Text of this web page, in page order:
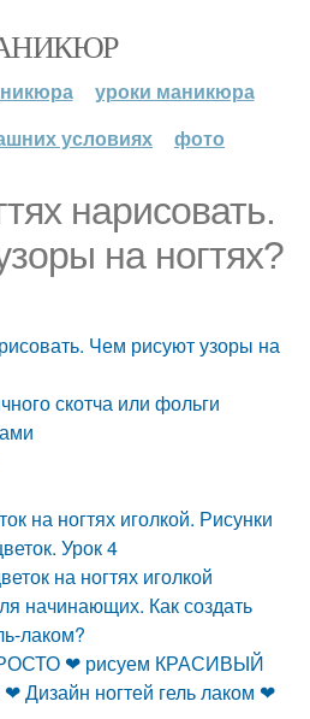
уроки маникюра
условиях
фото
нарисовать.
на ногтях?
Чем рисуют узоры на
скотча или фольги
на ногтях иголкой. Рисунки
Урок 4
на ногтях иголкой
начинающих. Как создать
лаком?
❤ рисуем КРАСИВЫЙ
Дизайн ногтей гель лаком ❤